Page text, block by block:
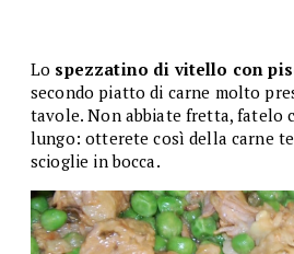
Lo spezzatino di vitello con
secondo piatto di carne molto
tavole. Non abbiate fretta, fatelo
lungo: otterete così della carne
scioglie in bocca.